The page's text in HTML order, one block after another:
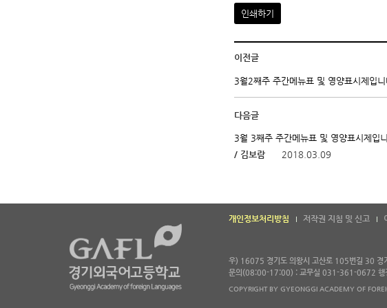
인쇄하기
이전글
3월2째주 주간메뉴표 및 영양표시제입니
다음글
3월 3째주 주간메뉴표 및 영양표시제입
/ 김보람
2018.03.09
개인정보처리방침 저작권 지침 및 신고
우) 16075 경기도 의왕시 고산로 105번길 30 경
문의(08:00-17:00) : 교무실 031-361-0672
COPYRIGHT BY GYEONGGI ACADEMY OF